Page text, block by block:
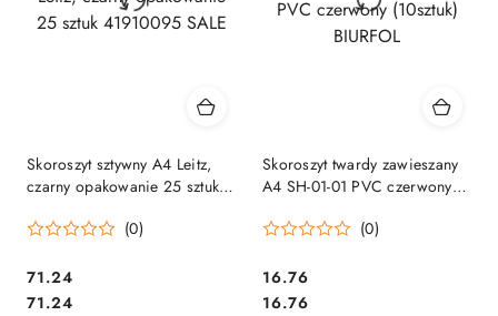
Skoroszyt sztywny A4 Leitz,
czarny opakowanie 25 sztuk
(0)
Cena:
71.24
Cena:
71.24
Skoroszyt twardy zawieszany
A4 SH-01-01 PVC czerwony
(0)
Cena:
16.76
Cena:
16.76